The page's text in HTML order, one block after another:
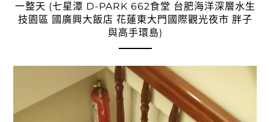
一整天 (七星潭 D-PARK 662食堂 台肥海洋深層水生
技園區 國廣興大飯店 花蓮東大門國際觀光夜市 胖子
與高手環島)